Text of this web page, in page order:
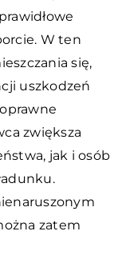
W ten
się,
uszkodzeń
zwiększa
jak i osób
zatem